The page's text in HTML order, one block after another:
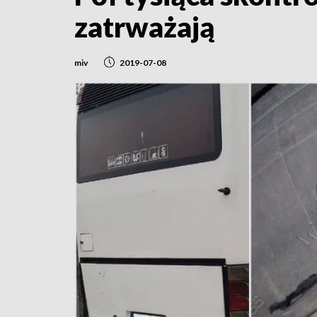
zatrważają
miv 2019-07-08